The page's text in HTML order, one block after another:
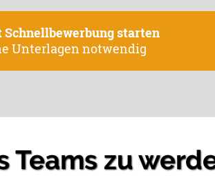
Schnellbewerbung starten
Unterlagen notwendig
Teams zu